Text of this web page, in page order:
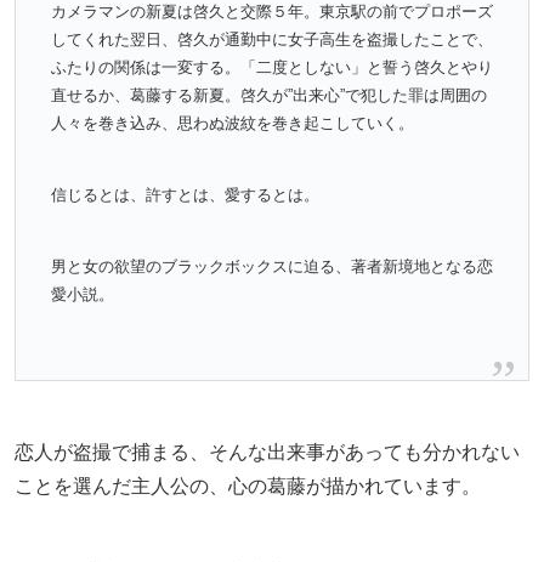
カメラマンの新夏は啓久と交際５年。東京駅の前でプロポーズ
してくれた翌日、啓久が通勤中に女子高生を盗撮したことで、
ふたりの関係は一変する。「二度としない」と誓う啓久とやり
直せるか、葛藤する新夏。啓久が”出来心”で犯した罪は周囲の
人々を巻き込み、思わぬ波紋を巻き起こしていく。
信じるとは、許すとは、愛するとは。
男と女の欲望のブラックボックスに迫る、著者新境地となる恋
愛小説。
恋人が盗撮で捕まる、そんな出来事があっても分かれない
ことを選んだ主人公の、心の葛藤が描かれています。